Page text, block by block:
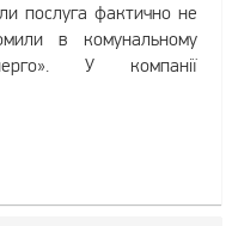
послуга фактично не
в комунальному
У компанії